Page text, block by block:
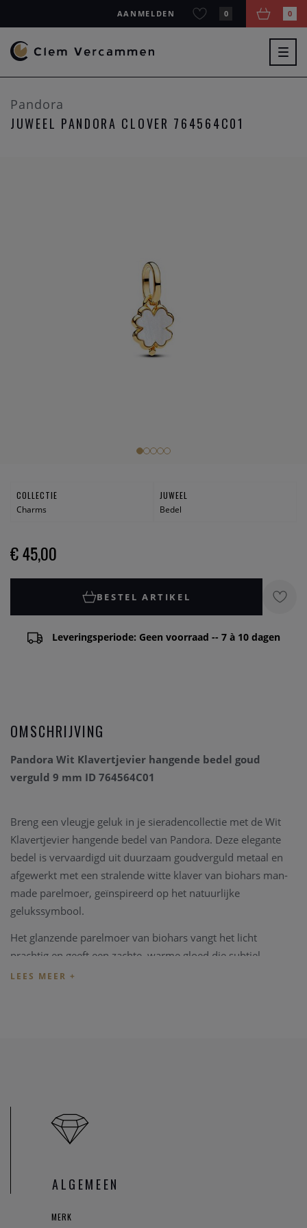
AANMELDEN 0 0
Pandora
JUWEEL PANDORA CLOVER 764564C01
COLLECTIE
Charms
JUWEEL
Bedel
€ 45,00
BESTEL ARTIKEL
Leveringsperiode: Geen voorraad -- 7 à 10 dagen
OMSCHRIJVING
Pandora Wit Klavertjevier hangende bedel goud
verguld 9 mm ID 764564C01
Breng een vleugje geluk in je sieradencollectie met de Wit
Klavertjevier hangende bedel van Pandora. Deze elegante
bedel is vervaardigd uit duurzaam goudverguld metaal en
afgewerkt met een stralende witte klaver van biohars man-
made parelmoer, geïnspireerd op het natuurlijke
gelukssymbool.
Het glanzende parelmoer van biohars vangt het licht
prachtig en geeft een zachte, warme gloed die subtiel
schittert bij elke beweging. Met de hand afgewerkt voor een
gelukkige look.
Kenmerken :
Materiaal: Goud verguld met metaalmix
Kleur: Wit / goudkleurig
ALGEMEEN
MERK